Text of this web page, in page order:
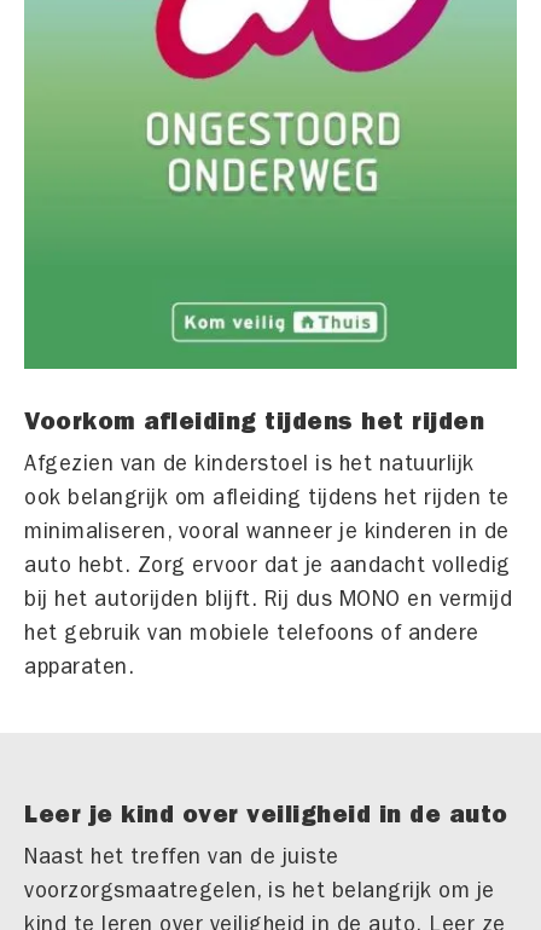
Voorkom afleiding tijdens het rijden
Afgezien van de kinderstoel is het natuurlijk
ook belangrijk om afleiding tijdens het rijden te
minimaliseren, vooral wanneer je kinderen in de
auto hebt. Zorg ervoor dat je aandacht volledig
bij het autorijden blijft. Rij dus MONO en vermijd
het gebruik van mobiele telefoons of andere
apparaten.
Leer je kind over veiligheid in de auto
Naast het treffen van de juiste
voorzorgsmaatregelen, is het belangrijk om je
kind te leren over veiligheid in de auto. Leer ze